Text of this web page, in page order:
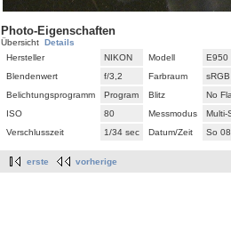
Photo-Eigenschaften
Übersicht Details
Hersteller
NIKON Modell
E950
Blendenwert
f/3,2 Farbraum
sRGB
Belichtungsprogramm
Program Blitz
No
ISO
80 Messmodus
Multi-
Verschlusszeit
1/34 sec Datum/Zeit So
erste vorherige